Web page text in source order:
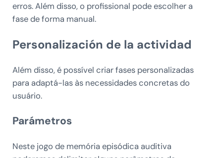
erros. Além disso, o profissional pode escolher a
fase de forma manual.
Personalización de la actividad
Além disso, é possível criar fases personalizadas
para adaptá-las às necessidades concretas do
usuário.
Parámetros
Neste jogo de memória episódica auditiva